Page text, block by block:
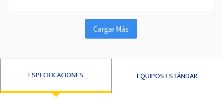
Cargar Más
ESPECIFICACIONES EQUIPOS ESTÁNDAR